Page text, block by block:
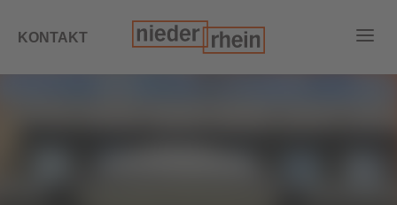
KONTAKT